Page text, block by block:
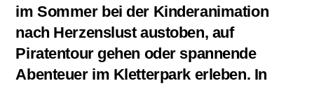
im Sommer bei der Kinderanimation
nach Herzenslust austoben, auf
Piratentour gehen oder spannende
Abenteuer im Kletterpark erleben. In